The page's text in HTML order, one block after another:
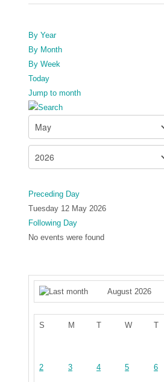
By Year
By Month
By Week
Today
Jump to month
Preceding Day
Tuesday 12 May 2026
Following Day
No events were found
August 2026
S M T W T
2 3 4 5 6